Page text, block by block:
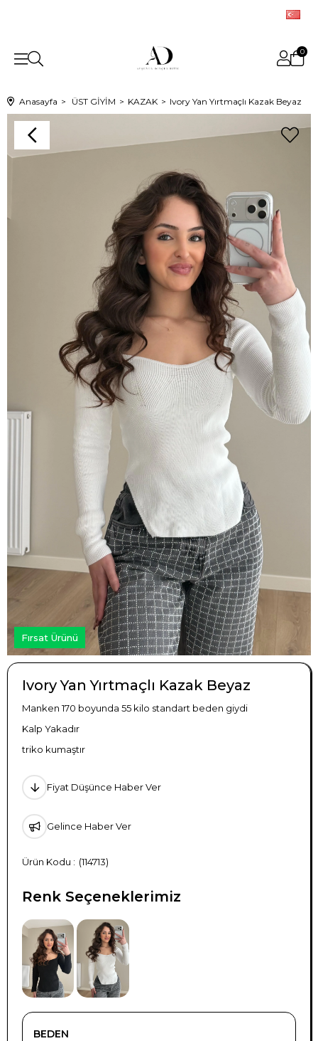
0
Anasayfa ÜST GİYİM KAZAK Ivory Yan Yırtmaçlı Kazak Beyaz
Fırsat Ürünü
Ivory Yan Yırtmaçlı Kazak Beyaz
Manken 170 boyunda 55 kilo standart beden giydi
Kalp Yakadır
triko kumaştır
Fiyat Düşünce Haber Ver
Gelince Haber Ver
(114713)
Renk Seçeneklerimiz
TÜKENDI TÜKENDI
BEDEN